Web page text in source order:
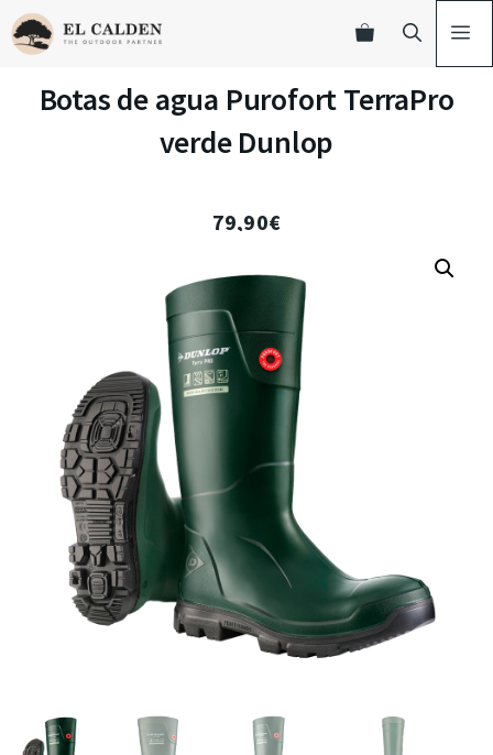
Botas de agua Purofort TerraPro
verde Dunlop
79,90€